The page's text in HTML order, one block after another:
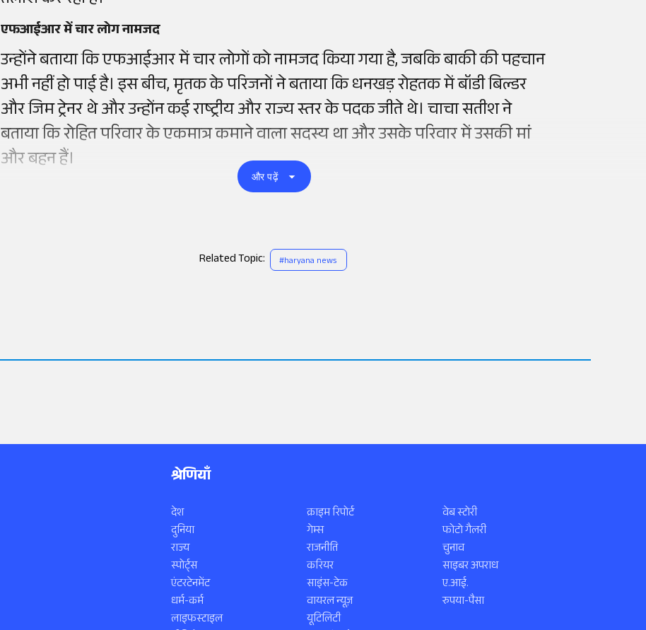
एफआईआर में चार लोग नामजद
उन्होंने बताया कि एफआईआर में चार लोगों को नामजदकियागया है, जबकिबाकीकी पहचान
अभी नहीं होपाईहै। इस बीच, मृतक के परिजनों ने बताया किधनखड़रोहतकमेंबॉडीबिल्डर
औरजिमट्रेनरथे औरउन्होंनकई राष्ट्रीय और राज्य स्तर के पदक जीते थे। चाचासतीशने
बताया कि रोहित परिवार के एकमात्रकमानेवाला सदस्य था और उसके परिवार में उसकी मां
और बहन हैं।
और पढ़ें
Related Topic: #haryana news
श्रेणियाँ
देश
दुनिया
राज्य
स्पोर्ट्स
एंटरटेनमेंट
धर्म-कर्म
लाइफस्टाइल
क्राइम रिपोर्ट
गेम्स
राजनीति
करियर
साइंस-टेक
वायरल न्यूज़
यूटिलिटी
वेब स्टोरी
फोटो गैलरी
चुनाव
साइबर अपराध
ए.आई.
रुपया-पैसा